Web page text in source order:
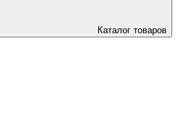
Каталог товаров